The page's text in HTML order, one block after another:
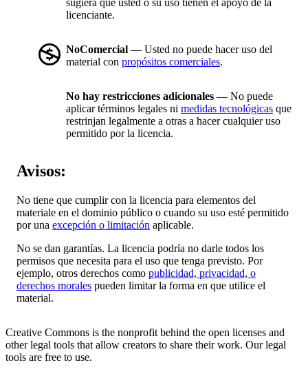
sugiera que usted o su uso tienen el apoyo de la
licenciante.
NoComercial — Usted no puede hacer uso del
material con propósitos comerciales.
No hay restricciones adicionales — No puede
aplicar términos legales ni medidas tecnológicas que
restrinjan legalmente a otras a hacer cualquier uso
permitido por la licencia.
Avisos:
No tiene que cumplir con la licencia para elementos del
materiale en el dominio público o cuando su uso esté permitido
por una excepción o limitación aplicable.
No se dan garantías. La licencia podría no darle todos los
permisos que necesita para el uso que tenga previsto. Por
ejemplo, otros derechos como publicidad, privacidad, o
derechos morales pueden limitar la forma en que utilice el
material.
Creative Commons is the nonprofit behind the open licenses and
other legal tools that allow creators to share their work. Our legal
tools are free to use.